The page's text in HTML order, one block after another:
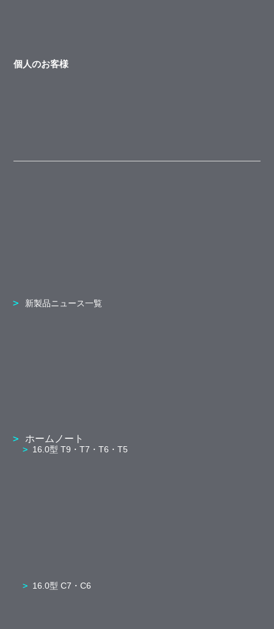
個人のお客様
新製品ニュース一覧
ホームノート
16.0型 T9・T7・T6・T5
16.0型 C7・C6